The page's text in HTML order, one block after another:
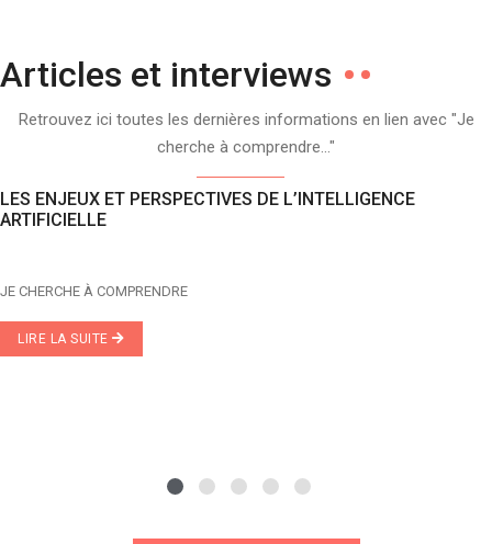
Articles et interviews
Retrouvez ici toutes les dernières informations en lien avec "Je
cherche à comprendre..."
LES ENJEUX ET PERSPECTIVES DE L’INTELLIGENCE
ARTIFICIELLE
JE CHERCHE À COMPRENDRE
LIRE LA SUITE